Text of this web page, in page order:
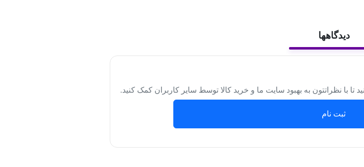
دیدگاهها
با نظراتتون به بهبود سایت ما و خرید کالا توسط سایر کاربران کمک کنید.
ثبت نام